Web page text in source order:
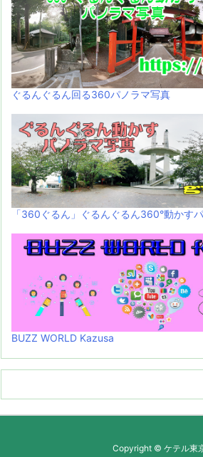
ぐるんぐるん回る360パノラマ写真
「360ぐるん」ぐるんぐるん360°動かす
BUZZ WORLD Kazusa
Copyright © ケテル東